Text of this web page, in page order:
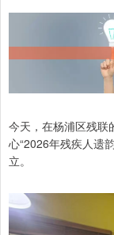
今天，在杨浦区残联
心“2026年残疾人遗
立。